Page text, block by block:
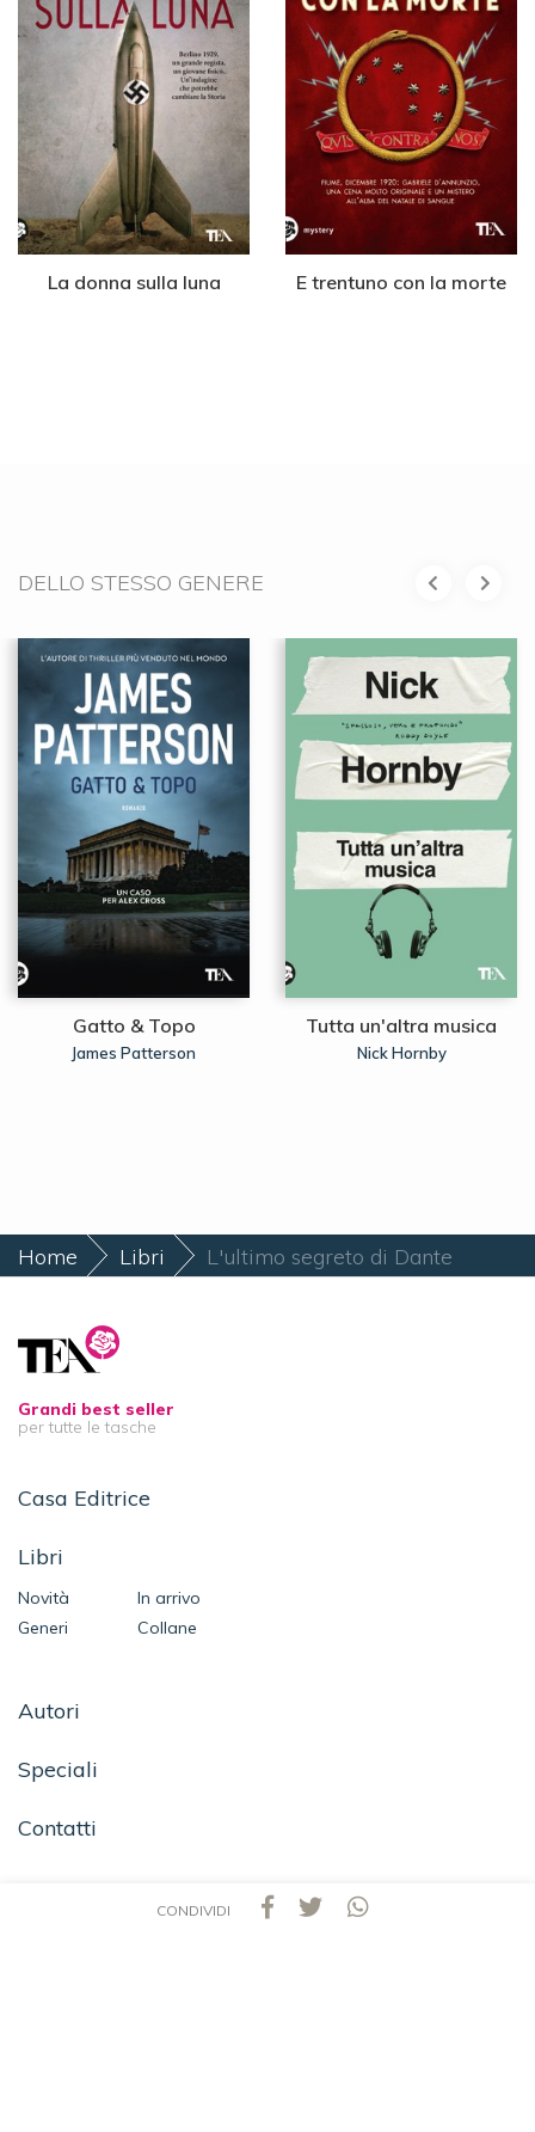
La donna sulla luna E trentuno con la morte
DELLO STESSO GENERE
Gatto & Topo
James Patterson
Tutta un'altra musica
Nick Hornby
CONDIVIDI
Home Libri L'ultimo segreto di Dante
Grandi best seller
per tutte le tasche
Casa Editrice
Libri
Novità
In arrivo
Generi
Collane
Autori
Speciali
Contatti